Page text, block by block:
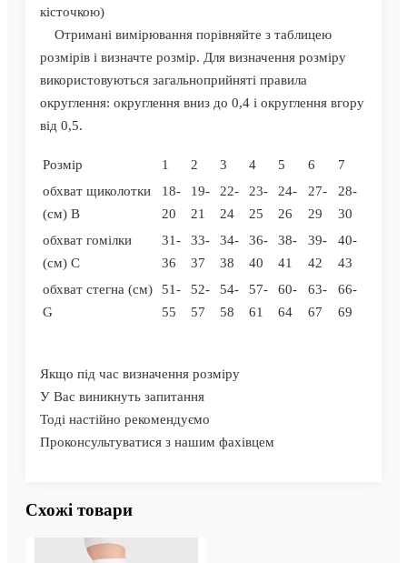
кісточкою)
Отримані вимірювання порівняйте з таблицею
розмірів і визначте розмір. Для визначення розміру
використовуються загальноприйняті правила
округлення: округлення вниз до 0,4 і округлення вгору
від 0,5.
Розмір 1 2 3 4 5 6
7
обхват щиколотки
(см) B
18-
20
19-
21
22-
24
23-
25
24-
26
27-
29
28-
30
обхват гомілки
(см) C
31-
36
33-
37
34-
38
36-
40
38-
41
39-
42
40-
43
обхват стегна (см)
G
51-
55
52-
57
54-
58
57-
61
60-
64
63-
67
66-
69
Якщо під час визначення розміру
У Вас виникнуть запитання
Тоді настійно рекомендуємо
Проконсультуватися з нашим фахівцем
Схожі товари